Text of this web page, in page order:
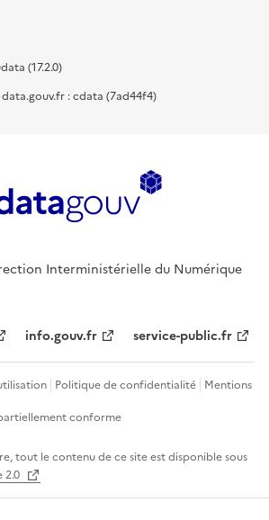
(17.2.0)
: cdata (7ad44f4)
Interministérielle du Numérique
info.gouv.fr service-public.fr
Politique de confidentialité Mentions
conforme
tout le contenu de ce site est disponible sous
2.0